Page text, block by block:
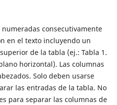
consecutivamente
en el texto incluyendo un
de la tabla (ej.: Tabla 1.
horizontal). Las columnas
Solo deben usarse
las entradas de la tabla. No
para separar las columnas de